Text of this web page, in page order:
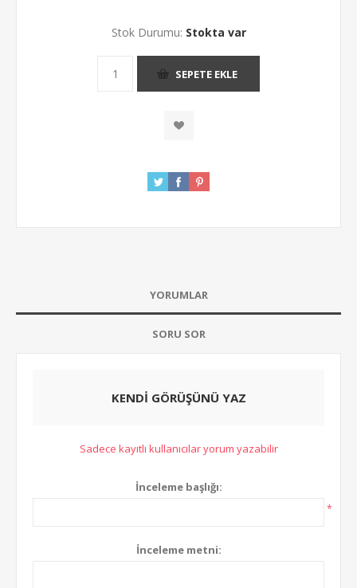
Stok Durumu: Stokta var
SEPETE EKLE
YORUMLAR
SORU SOR
KENDI GÖRÜŞÜNÜ YAZ
Sadece kayıtlı kullanıcılar yorum yazabilir
İnceleme başlığı:
*
İnceleme metni: